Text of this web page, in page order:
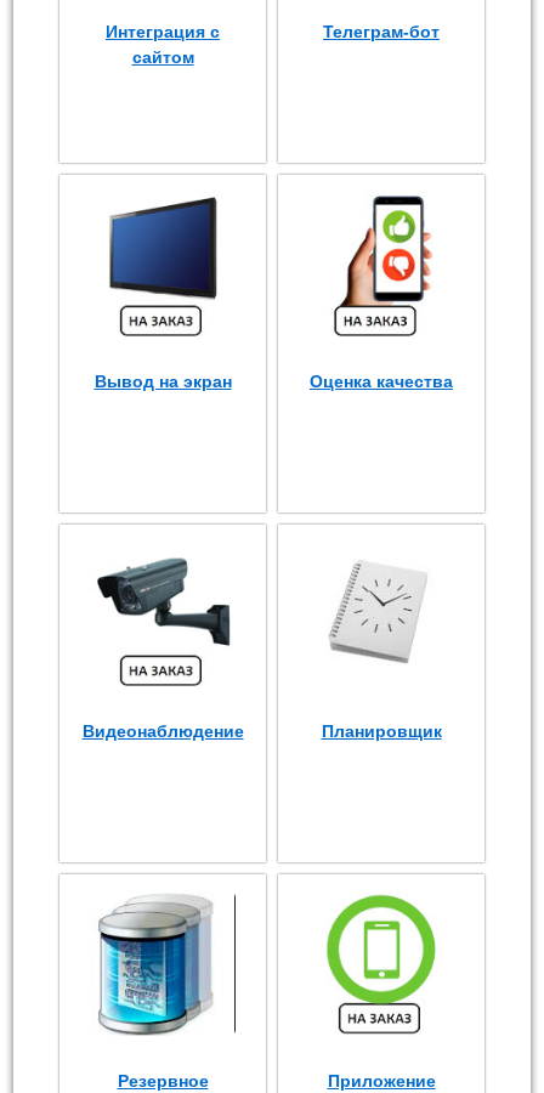
Интеграция с
сайтом
Телеграм-бот
Вывод на экран Оценка качества
Видеонаблюдение Планировщик
Резервное
Приложение